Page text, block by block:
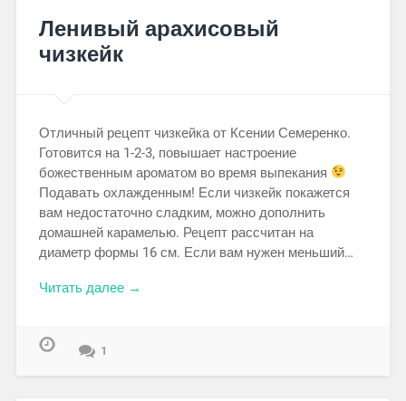
Ленивый арахисовый
чизкейк
Отличный рецепт чизкейка от Ксении Семеренко.
Готовится на 1-2-3, повышает настроение
божественным ароматом во время выпекания
Подавать охлажденным! Если чизкейк покажется
вам недостаточно сладким, можно дополнить
домашней карамелью. Рецепт рассчитан на
диаметр формы 16 см. Если вам нужен меньший…
Читать далее →
1